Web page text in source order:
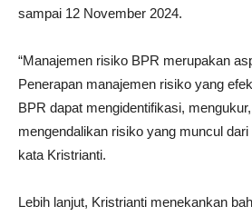
sampai 12 November 2024.
“Manajemen risiko BPR merupakan
Penerapan manajemen risiko yang
BPR dapat mengidentifikasi,
mengendalikan risiko yang muncul
kata Kristrianti.
Lebih lanjut, Kristrianti menekankan